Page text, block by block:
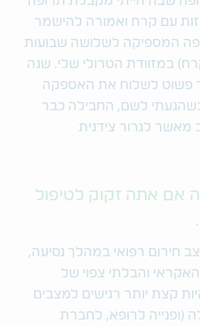
עם קרח ואמורה להישמר
המספיקה לשלושה שבועות
במזוודת הטרולי שלי. שנה
פשוט לשלוח את האספקה
כשהגעתי לשם, החבילה כבר
מאשר לגרור צידנית
אם אתה זקוק לטיפול
חירום רפואי במהלך נסיעה,
והבלתי צפוי של
קצת יותר רגישים למצבים
(ופנייה לרופא, לחברת